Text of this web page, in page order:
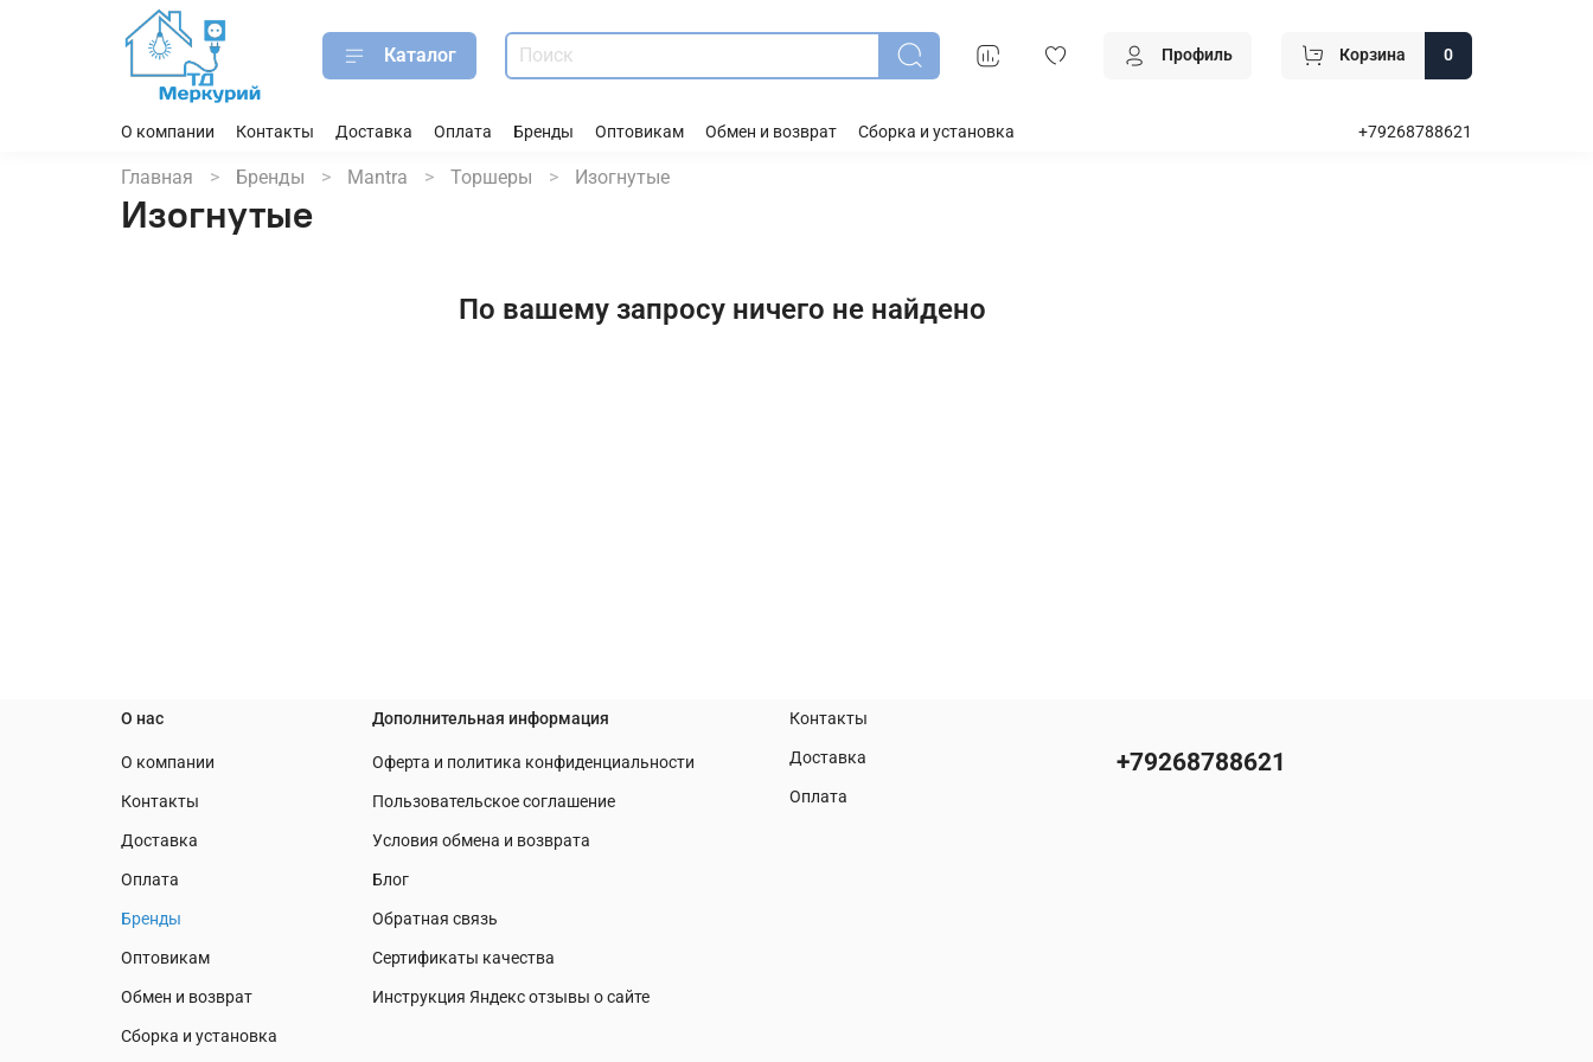
Каталог Профиль Корзина 0
О компании Контакты Доставка Оплата Бренды Оптовикам Обмен и возврат Сборка и установка +79268788621
Главная Бренды Mantra Торшеры Изогнутые
Изогнутые
По вашему запросу ничего не найдено
О нас
О компании
Контакты
Доставка
Оплата
Бренды
Оптовикам
Обмен и возврат
Сборка и установка
Дополнительная информация
Оферта и политика конфиденциальности
Пользовательское соглашение
Условия обмена и возврата
Блог
Обратная связь
Сертификаты качества
Инструкция Яндекс отзывы о сайте
Контакты
Доставка
Оплата
+79268788621